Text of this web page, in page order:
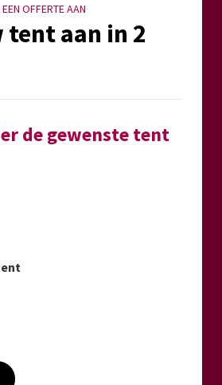
OFFERTE AAN
tent aan in 2
de gewenste tent